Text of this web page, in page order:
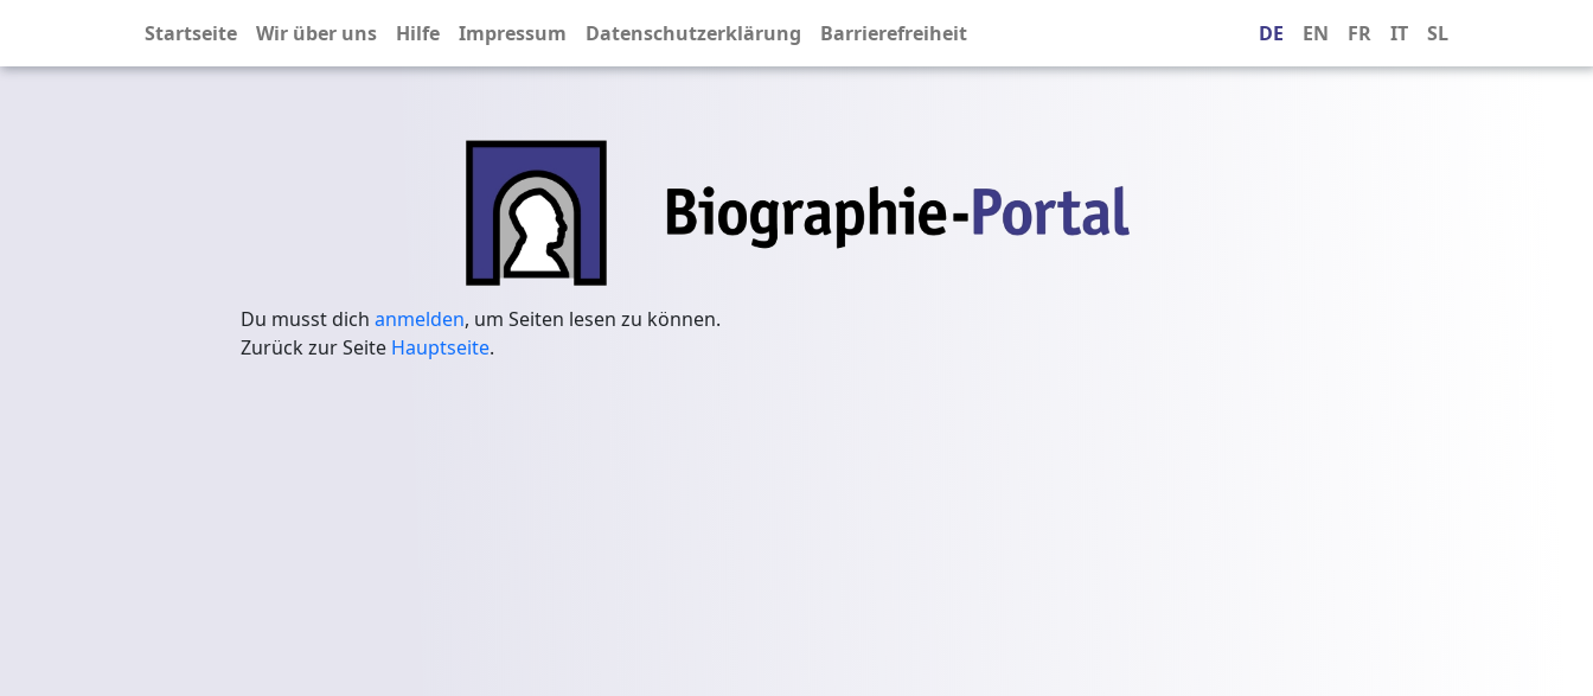
Startseite Wir über uns Hilfe Impressum Datenschutzerklärung Barrierefreiheit DE EN FR IT SL
Du musst dich anmelden, um Seiten lesen zu können.
Zurück zur Seite Hauptseite.